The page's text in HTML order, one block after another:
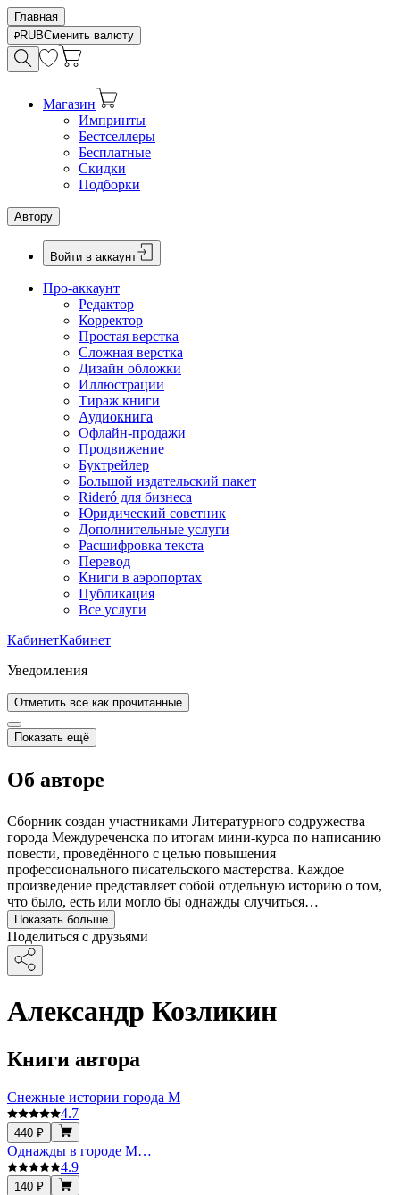
Главная
RUBСменить валюту
Магазин
Импринты
Бестселлеры
Бесплатные
Скидки
Подборки
Автору
Войти в аккаунт
Про-аккаунт
Редактор
Корректор
Простая верстка
Сложная верстка
Дизайн обложки
Иллюстрации
Тираж книги
Аудиокнига
Офлайн-продажи
Продвижение
Буктрейлер
Большой издательский пакет
Rideró для бизнеса
Юридический советник
Дополнительные услуги
Расшифровка текста
Перевод
Книги в аэропортах
Публикация
Все услуги
КабинетКабинет
Уведомления
Отметить все как прочитанные
Показать ещё
Об авторе
Сборник создан участниками Литературного содружества
города Междуреченска по итогам мини-курса по написанию
повести, проведённого с целью повышения
профессионального писательского мастерства. Каждое
произведение представляет собой отдельную историю о том,
что было, есть или могло бы однажды случиться…
Показать больше
Поделиться с друзьями
Александр Козликин
Книги автора
Снежные истории города М
4.7
440 ₽
Однажды в городе М…
4.9
140 ₽